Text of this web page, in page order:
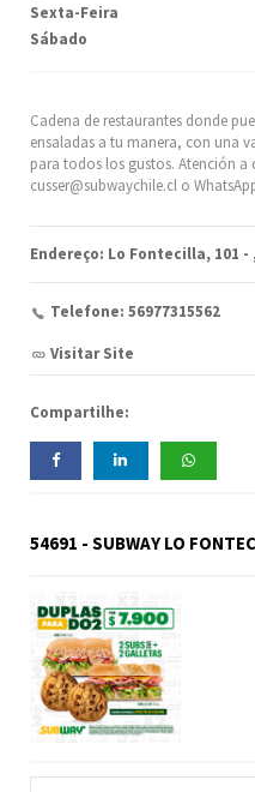
Cadena de restaurantes donde
ensaladas a tu manera, con una
para todos los gustos. Atención a
cusser@subwaychile.cl o
Endereço: Lo Fontecilla, 101 -
Telefone: 56977315562
Visitar Site
Compartilhe:
54691 - SUBWAY LO
Sexta-Feira
Sábado